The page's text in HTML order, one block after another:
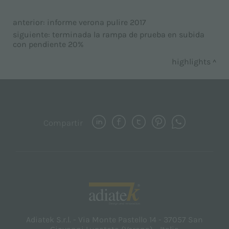
anterior: informe verona pulire 2017
siguiente: terminada la rampa de prueba en subida
con pendiente 20%
highlights